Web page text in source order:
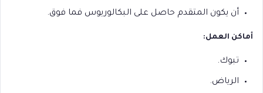
أن يكون المتقدم حاصل على البكالوريوس فما فوق.
أماكن العمل:
تبوك.
الرياض.